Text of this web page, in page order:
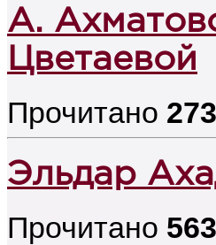
А.
Цветаевой
Прочитано
Эльдар
Прочитано